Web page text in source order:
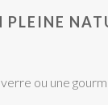
ou une